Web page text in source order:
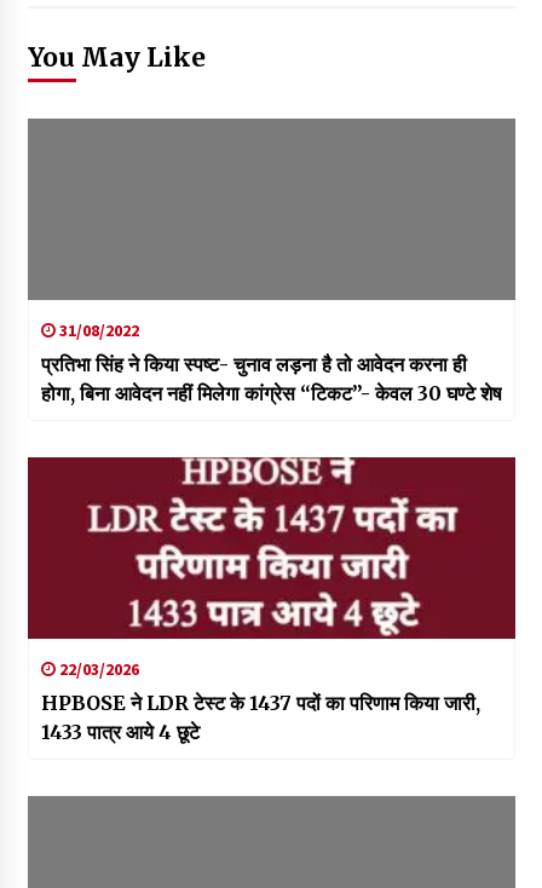
You May Like
31/08/2022
प्रतिभा सिंह ने किया स्पष्ट- चुनाव लड़ना है तो आवेदन करना ही
होगा, बिना आवेदन नहीं मिलेगा कांग्रेस “टिकट”- केवल 30 घण्टे शेष
22/03/2026
HPBOSE ने LDR टेस्ट के 1437 पदों का परिणाम किया जारी,
1433 पात्र आये 4 छूटे